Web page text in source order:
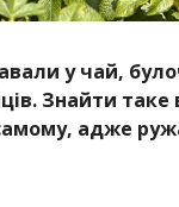
у чай,
Знайти таке
адже